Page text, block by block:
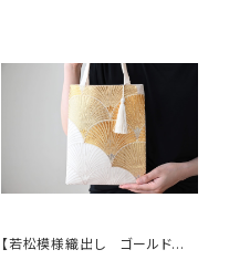
【若松模様織出し ゴールド